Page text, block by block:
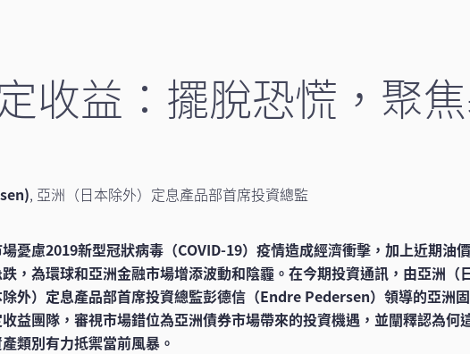
收益：擺脫恐慌，聚
, 亞洲（日本除外）定息產品部首席投資總監
憂慮2019新型冠狀病毒（COVID-19）疫情造成經濟衝擊，加上近期油價
，為環球和亞洲金融市場增添波動和陰霾。在今期投資通訊，由亞洲（
外）定息產品部首席投資總監彭德信（Endre Pedersen）領導的亞洲固
益團隊，審視市場錯位為亞洲債券市場帶來的投資機遇，並闡釋認為何
類別有力抵禦當前風暴。